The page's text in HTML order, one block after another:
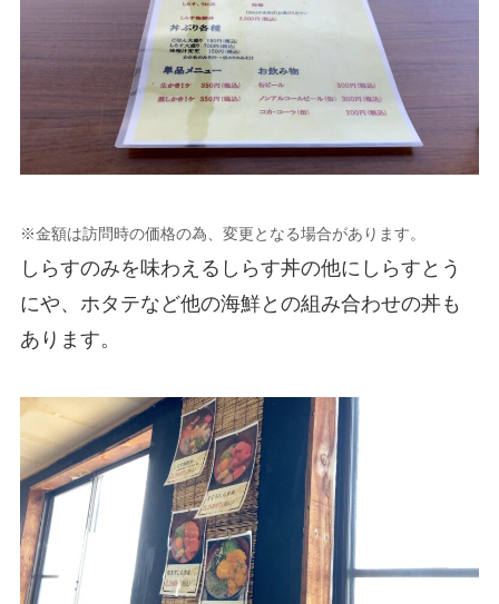
※金額は訪問時の価格の為、変更となる場合があります。
しらすのみを味わえるしらす丼の他にしらすとう
にや、ホタテなど他の海鮮との組み合わせの丼も
あります。